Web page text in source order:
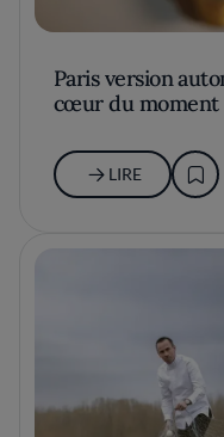
Paris version
cœur du moment
LIRE